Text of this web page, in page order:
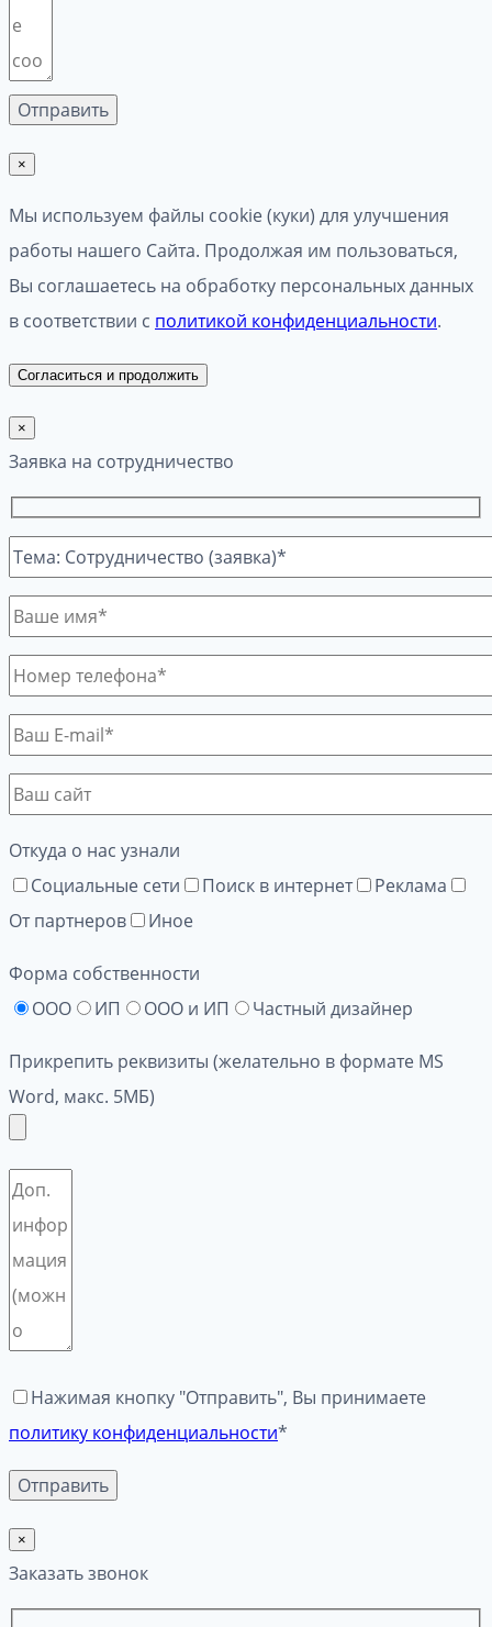
×
Мы используем файлы cookie (куки) для улучшения
работы нашего Сайта. Продолжая им пользоваться,
Вы соглашаетесь на обработку персональных данных
в соответствии с политикой конфиденциальности.
Согласиться и продолжить
×
Заявка на сотрудничество
Откуда о нас узнали
Социальные сети
Поиск в интернет
Реклама
От партнеров
Иное
Форма собственности
ООО
ИП ООО и ИП Частный дизайнер
Прикрепить реквизиты (желательно в формате MS
Word, макс. 5МБ)
Нажимая кнопку "Отправить", Вы принимаете
политику конфиденциальности*
×
Заказать звонок